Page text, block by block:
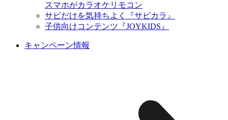
スマホがカラオケリモコン
サビだけを気持ちよく『サビカラ』
子供向けコンテンツ『JOYKIDS』
キャンペーン情報